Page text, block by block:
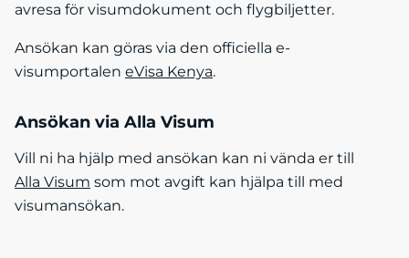
avresa för visumdokument och flygbiljetter.
Ansökan kan göras via den officiella e-
visumportalen eVisa Kenya.
Ansökan via Alla Visum
Vill ni ha hjälp med ansökan kan ni vända er till
Alla Visum som mot avgift kan hjälpa till med
visumansökan.